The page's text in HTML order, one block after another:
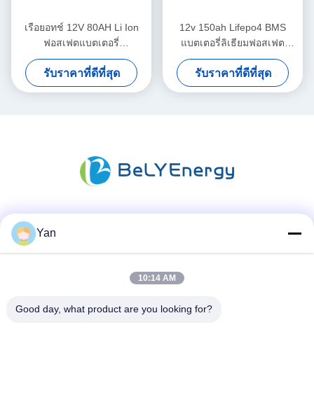
เรือยอทช์ 12V 80AH Li Ion
ฟอสเฟตแบตเตอรี่
Motorhome รถสามล้อไฟฟ้า
แบตเตอรี่ลิเธียม
รับราคาที่ดีที่สุด
12v 150ah Lifepo4 BMS
แบตเตอรี่ลิเธียมฟอสเฟต
สำหรับระบบไฟฟ้า
รับราคาที่ดีที่สุด
โทร:
Yan
10:14 AM
Good day, what product are you looking for?